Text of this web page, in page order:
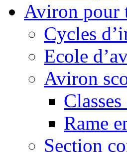
Aviron pour
Cycles
Ecole
Aviron
Rame
Section